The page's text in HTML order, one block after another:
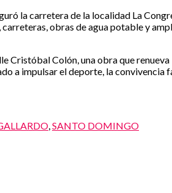
la carretera de la localidad La
obras de agua potable y
Cristóbal Colón, una obra que
a impulsar el deporte, la convivencia
SANTO DOMINGO